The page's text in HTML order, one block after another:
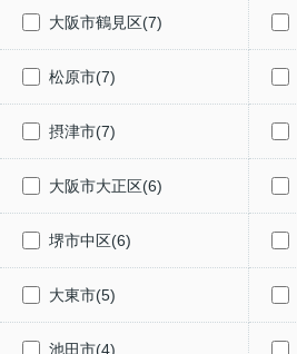
大阪市鶴見区(7)
松原市(7)
摂津市(7)
大阪市大正区(6)
堺市中区(6)
大東市(5)
池田市(4)